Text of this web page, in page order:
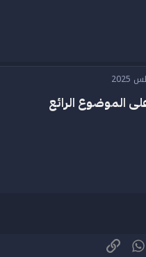
الموضوع الرائع
Reddit
WhatsApp
الرابط